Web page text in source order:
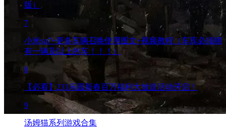
版）
7
小米su7+更多车辆召唤使用图文+视频教程（车库必须拥
有一辆及以上的车！！！）
8
【必看】233乐园新春百万福利大放送活动开启！
9
汤姆猫系列游戏合集